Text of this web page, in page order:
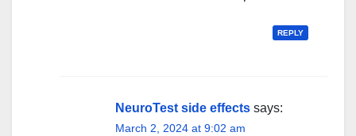
REPLY
NeuroTest side effects says:
March 2, 2024 at 9:02 am